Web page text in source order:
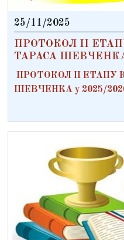
25/11/2025
ПРОТОКОЛ ІІ
ТАРАСА ШЕВЧЕНКА
ПРОТОКОЛ ІІ ЕТАПУ
ШЕВЧЕНКА у 2025/